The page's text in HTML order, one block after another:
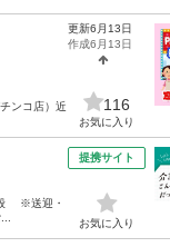
ンコ店）近
更新6月13日
作成6月13日
116
お気に入り
※送迎・
提携サイト
お気に入り